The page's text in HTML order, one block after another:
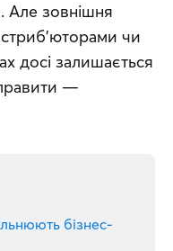
Але зовнішня
чи
досі залишається
—
бізнес-